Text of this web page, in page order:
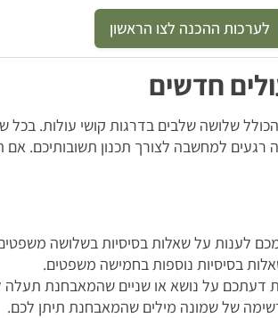
לערכות ההכנה לצו הראשון
חדשים
שלושה שלבים בדרגות קושי עולות.
רגעים למחשבה לצורך תכנון תשובותיכם.
לענות על שאלות בסיסיות בשלושה
בסיסיות נוספות בחמישה משפטים.
דעתכם על נושא או שניים שהמאבחנת תעלה
של שמונה מילים שהמאבחנת תיתן לכם.